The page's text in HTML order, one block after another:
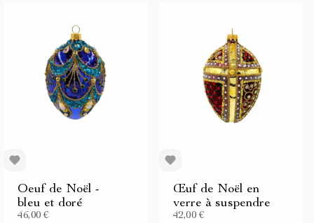
Oeuf de Noël -
bleu et doré
46,00 €
Œuf de Noël en
verre à suspendre
42,00 €